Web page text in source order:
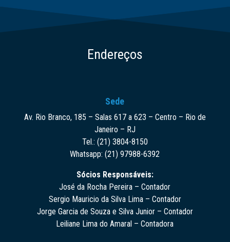
Endereços
Sede
Av. Rio Branco, 185 – Salas 617 a 623 – Centro – Rio de
Janeiro – RJ
Tel.: (21) 3804-8150
Whatsapp: (21) 97988-6392
Sócios Responsáveis:
José da Rocha Pereira – Contador
Sergio Mauricio da Silva Lima – Contador
Jorge Garcia de Souza e Silva Junior – Contador
Leiliane Lima do Amaral – Contadora